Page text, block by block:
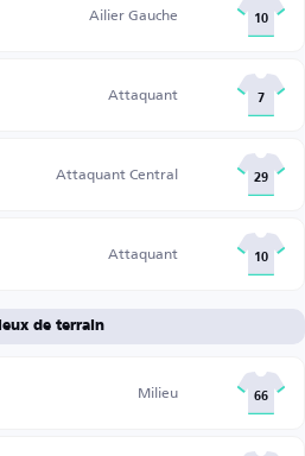
Ailier Gauche 10
Attaquant 7
Attaquant Central 29
Attaquant 10
de terrain
Milieu 66